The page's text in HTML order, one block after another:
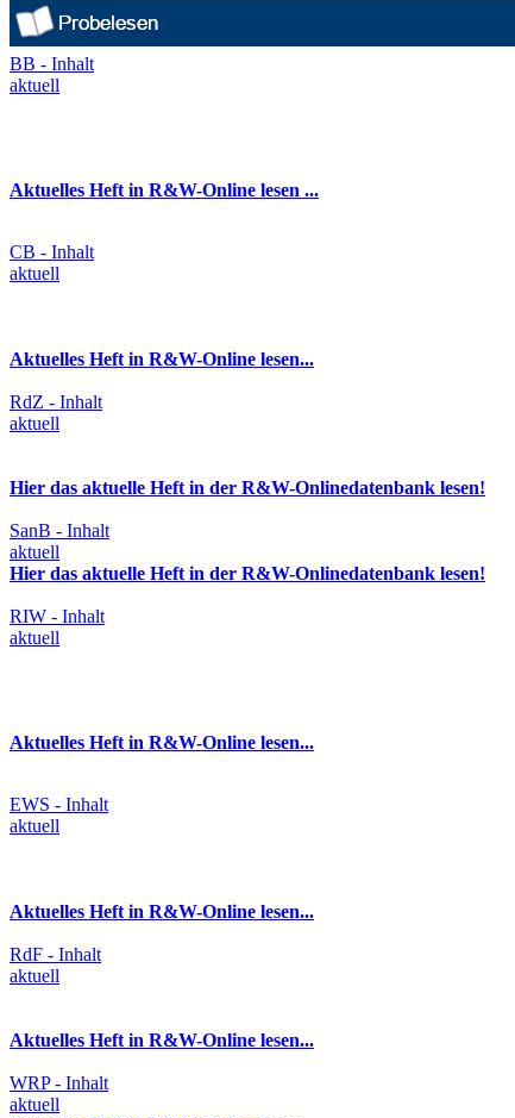
BB - Inhalt
aktuell
Aktuelles Heft in R&W-Online lesen ...
CB - Inhalt
aktuell
Aktuelles Heft in R&W-Online lesen...
RdZ - Inhalt
aktuell
Hier das aktuelle Heft in der R&W-Onlinedatenbank lesen!
SanB - Inhalt
aktuell
Hier das aktuelle Heft in der R&W-Onlinedatenbank lesen!
RIW - Inhalt
aktuell
Aktuelles Heft in R&W-Online lesen...
EWS - Inhalt
aktuell
Aktuelles Heft in R&W-Online lesen...
RdF - Inhalt
aktuell
Aktuelles Heft in R&W-Online lesen...
WRP - Inhalt
aktuell